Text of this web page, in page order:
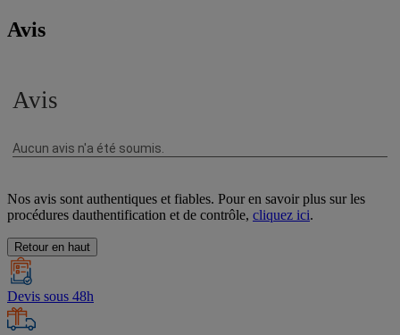
Avis
Nos avis sont authentiques et fiables. Pour en savoir plus sur les
procédures dauthentification et de contrôle, cliquez ici.
Retour en haut
Devis sous 48h